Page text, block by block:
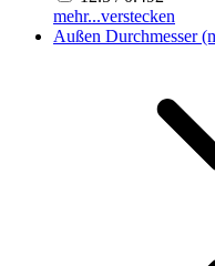
mehr...verstecken
Außen Durchmesser